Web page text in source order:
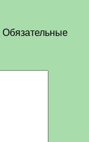
Обязательные